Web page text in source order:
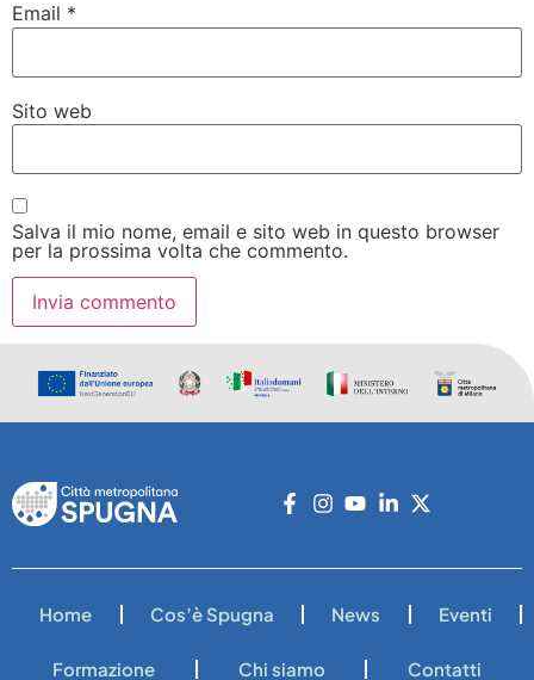
Email *
Sito web
Salva il mio nome, email e sito web in questo browser
per la prossima volta che commento.
Home Cos’è Spugna News Eventi
Formazione Chi siamo Contatti